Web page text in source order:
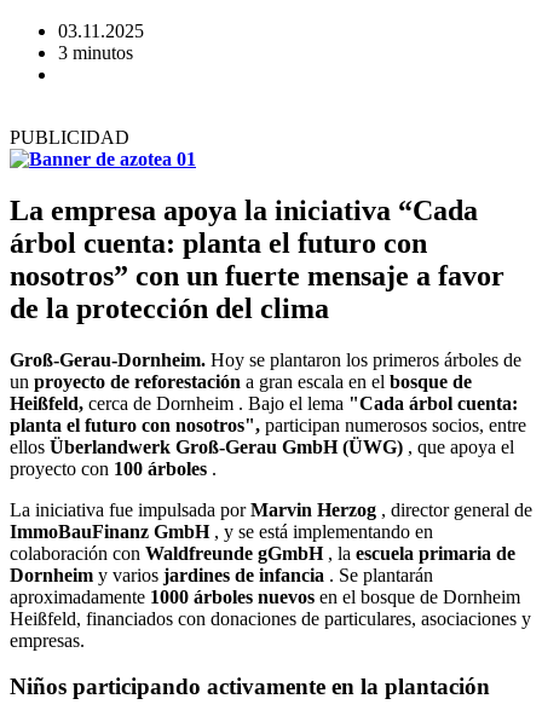
03.11.2025
3 minutos
PUBLICIDAD
La empresa apoya la iniciativa “Cada
árbol cuenta: planta el futuro con
nosotros” con un fuerte mensaje a favor
de la protección del clima
Groß-Gerau-Dornheim. Hoy se plantaron los primeros árboles de
un proyecto de reforestación a gran escala en el bosque de
Heißfeld, cerca de Dornheim . Bajo el lema "Cada árbol cuenta:
planta el futuro con nosotros", participan numerosos socios, entre
ellos Überlandwerk Groß-Gerau GmbH (ÜWG) , que apoya el
proyecto con 100 árboles .
La iniciativa fue impulsada porMarvin Herzog , director general de
ImmoBauFinanz GmbH, y se está implementando en
colaboración con Waldfreunde gGmbH, la escuela primaria de
Dornheim y varios jardines de infancia . Se plantarán
aproximadamente 1000 árboles nuevos en el bosque de Dornheim
Heißfeld, financiados con donaciones de particulares, asociaciones y
empresas.
Niños participando activamente en la plantación